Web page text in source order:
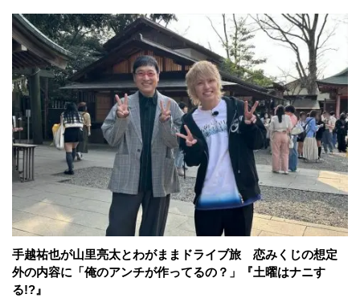
手越祐也が山里亮太とわがままドライブ旅 恋みくじの想定
外の内容に「俺のアンチが作ってるの？」『土曜はナニす
る!?』